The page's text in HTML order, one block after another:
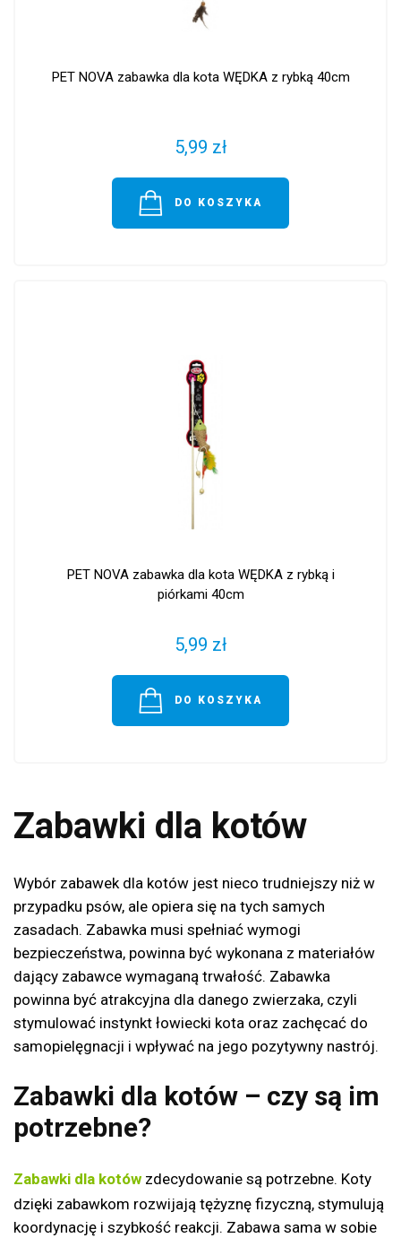
PET NOVA zabawka dla kota WĘDKA z rybką 40cm
5,99 zł
DO KOSZYKA
PET NOVA zabawka dla kota WĘDKA z rybką i
piórkami 40cm
5,99 zł
DO KOSZYKA
Zabawki dla kotów
Wybór zabawek dla kotów jest nieco trudniejszy niż w
przypadku psów, ale opiera się na tych samych
zasadach. Zabawka musi spełniać wymogi
bezpieczeństwa, powinna być wykonana z materiałów
dający zabawce wymaganą trwałość. Zabawka
powinna być atrakcyjna dla danego zwierzaka, czyli
stymulować instynkt łowiecki kota oraz zachęcać do
samopielęgnacji i wpływać na jego pozytywny nastrój.
Zabawki dla kotów – czy są im
potrzebne?
Zabawki dla kotów zdecydowanie są potrzebne. Koty
dzięki zabawkom rozwijają tężyznę fizyczną, stymulują
koordynację i szybkość reakcji. Zabawa sama w sobie